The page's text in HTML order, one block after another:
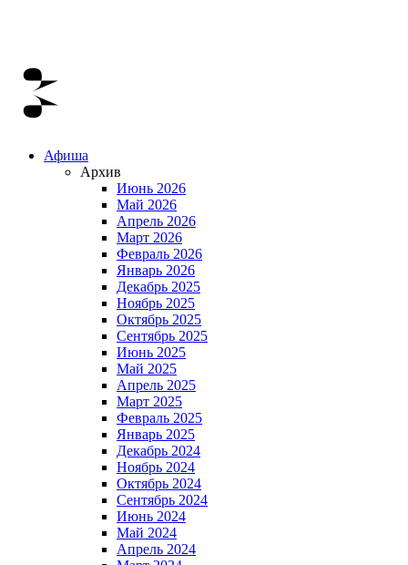
Афиша
Архив
Июнь 2026
Май 2026
Апрель 2026
Март 2026
Февраль 2026
Январь 2026
Декабрь 2025
Ноябрь 2025
Октябрь 2025
Сентябрь 2025
Июнь 2025
Май 2025
Апрель 2025
Март 2025
Февраль 2025
Январь 2025
Декабрь 2024
Ноябрь 2024
Октябрь 2024
Сентябрь 2024
Июнь 2024
Май 2024
Апрель 2024